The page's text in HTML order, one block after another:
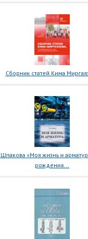
Сборник статей Кима
«Моя жизнь и
рождения...